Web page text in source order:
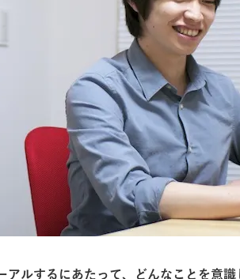
ルするにあたって、どんなことを意識